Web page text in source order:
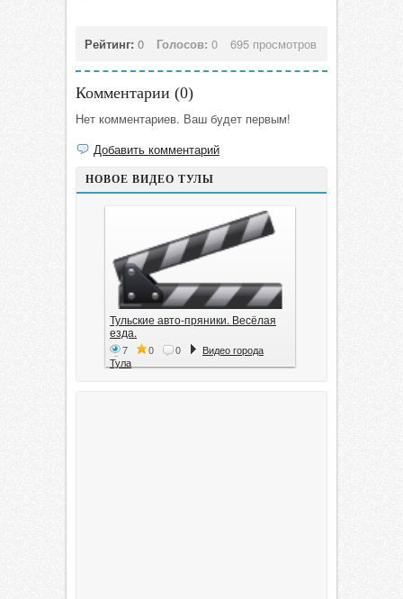
Рейтинг: 0 Голосов: 0 695 просмотров
Комментарии (0)
Нет комментариев. Ваш будет первым!
Добавить комментарий
НОВОЕ ВИДЕО ТУЛЫ
Тульские авто-пряники. Весёлая
езда.
7 0 0
Видео города
Тула